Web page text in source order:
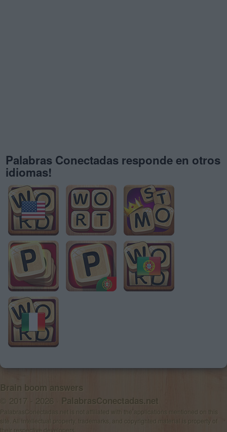
Palabras Conectadas responde en otros
idiomas!
Brain boom answers
© 2017 - 2026 · PalabrasConectadas.net
PalabrasConectadas.net is not affiliated with the applications mentioned on this
site. All intellectual property, trademarks, and copyrighted material is property of